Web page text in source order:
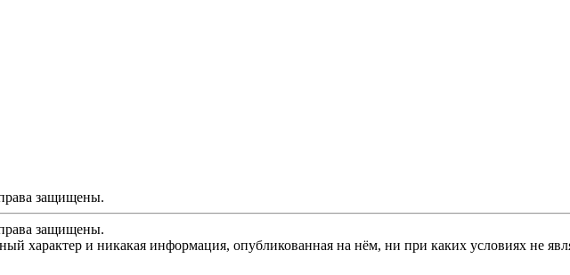
защищены.
защищены.
характер и никакая информация, опубликованная на нём, ни при каких условиях не